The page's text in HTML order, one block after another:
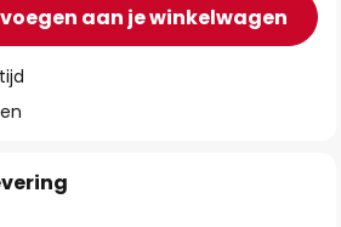
aan je winkelwagen